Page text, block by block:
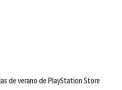
de verano de PlayStation Store